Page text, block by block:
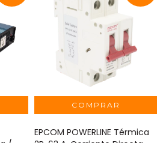
EPCOM POWERLINE Térmica